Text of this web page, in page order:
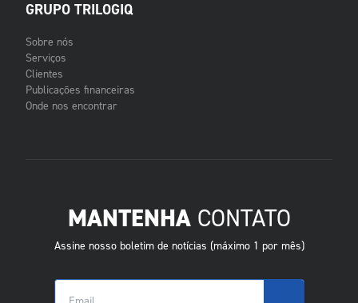
GRUPO TRILOGIQ
Sobre nós
Serviços
Clientes
Publicações financeiras
Onde nos encontrar
MANTENHACONTATO
Assine nosso boletim de notícias (máximo 1 por mês)